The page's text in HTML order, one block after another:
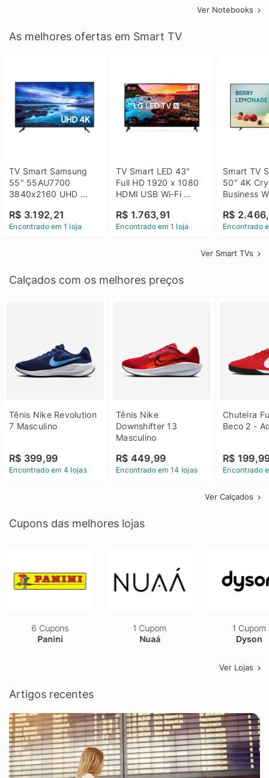
Ver Notebooks
As melhores ofertas em Smart TV
TV Smart Samsung
55" 55AU7700
3840x2160 UHD
Bluetooth
R$ 3.192,21
Encontrado em 1 loja
TV Smart LED 43"
Full HD 1920 x 1080
HDMI USB Wi-Fi
43LM631C0SB LG
R$ 1.763,91
Encontrado em 1 loja
Smart TV
50" 4K
Business
R$
Encontrado
Ver Smart TVs
Calçados com os melhores preços
Tênis Nike Revolution
7 Masculino
R$ 399,99
Encontrado em 4 lojas
Tênis Nike
Downshifter 13
Masculino
R$ 449,99
Encontrado em 14 lojas
Chuteira
Beco 2 -
R$
Encontrado
Ver Calçados
Cupons das melhores lojas
6 Cupons
Panini
1 Cupom
Nuaá
1 Cupom
Dyson
Ver Lojas
Artigos recentes